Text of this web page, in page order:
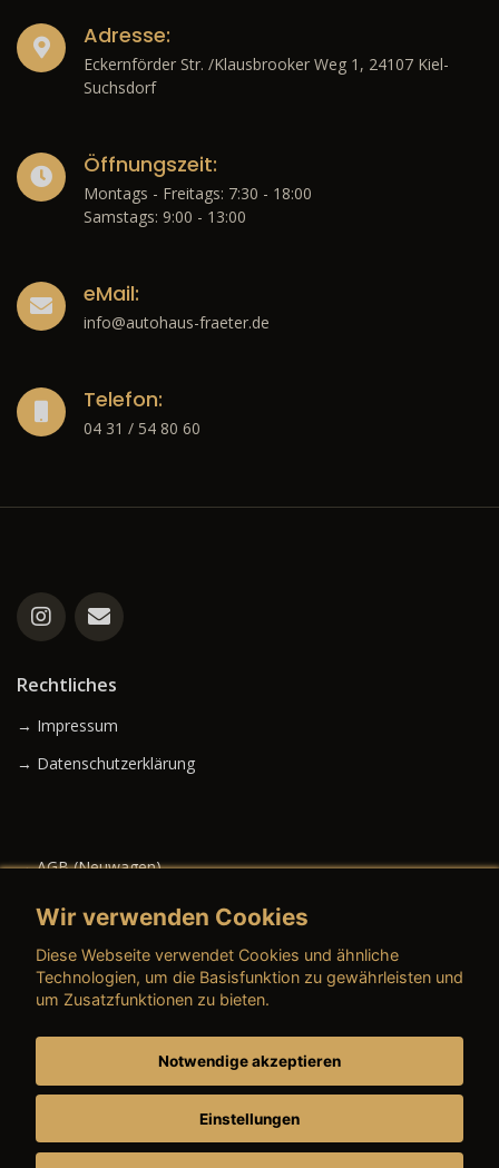
Adresse:
Eckernförder Str. /Klausbrooker Weg 1, 24107 Kiel-
Suchsdorf
Öffnungszeit:
Montags - Freitags: 7:30 - 18:00
Samstags: 9:00 - 13:00
eMail:
info@autohaus-fraeter.de
Telefon:
04 31 / 54 80 60
Rechtliches
→ Impressum
→ Datenschutzerklärung
→ AGB (Neuwagen)
→ AGB (Gebrauchtwagen)
→ AGB (Teile & Zubehör)
→ AGB (Dienstleistungen)
→ Preisschild
Wir verwenden Cookies
Diese Webseite verwendet Cookies und ähnliche
Technologien, um die Basisfunktion zu gewährleisten und
um Zusatzfunktionen zu bieten.
Notwendige akzeptieren
Einstellungen